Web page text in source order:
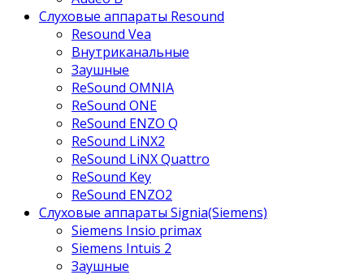
Слуховые аппараты Resound
Resound Vea
Внутриканальные
Заушные
ReSound OMNIA
ReSound ONE
ReSound ENZO Q
ReSound LiNX2
ReSound LiNX Quattro
ReSound Key
ReSound ENZO2
Слуховые аппараты Signia(Siemens)
Siemens Insio primax
Siemens Intuis 2
Заушные